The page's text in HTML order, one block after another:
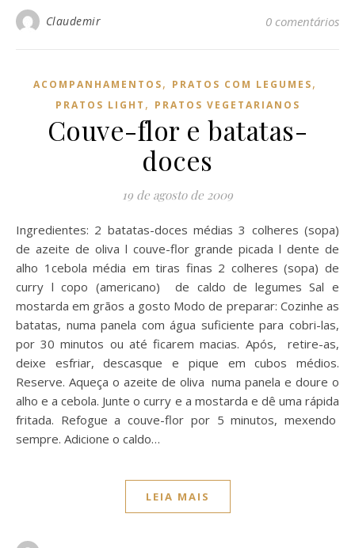
Claudemir 0 comentários
ACOMPANHAMENTOS, PRATOS COM LEGUMES,
PRATOS LIGHT , PRATOS VEGETARIANOS
Couve-flor e batatas-
doces
19 de agosto de 2009
Ingredientes: 2 batatas-doces médias 3 colheres (sopa)
de azeite de oliva l couve-flor grande picada l dente de
alho 1cebola média em tiras finas 2 colheres (sopa) de
curry l copo (americano) de caldo de legumes Sal e
mostarda em grãos a gosto Modo de preparar: Cozinhe as
batatas, numa panela com água suficiente para cobri-las,
por 30 minutos ou até ficarem macias. Após, retire-as,
deixe esfriar, descasque e pique em cubos médios.
Reserve. Aqueça o azeite de oliva numa panela e doure o
alho e a cebola. Junte o curry e a mostarda e dê uma rápida
fritada. Refogue a couve-flor por 5 minutos, mexendo
sempre. Adicione o caldo…
LEIA MAIS